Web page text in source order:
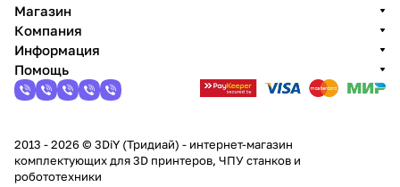
Магазин
Компания
Информация
Помощь
2013 - 2026 © 3DiY (Тридиай) - интернет-магазин
комплектующих для 3D принтеров, ЧПУ станков и
робототехники